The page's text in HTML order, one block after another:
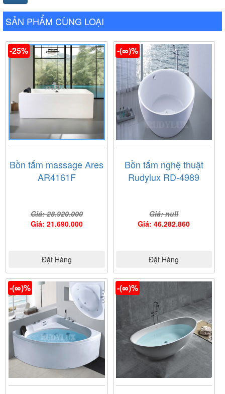
SẢN PHẨM CÙNG LOẠI
-25%
Bồn tắm massage Ares
AR4161F
Giá: 28.920.000
Giá: 21.690.000
Đặt Hàng
-(∞)%
Bồn tắm nghệ thuật
Rudylux RD-4989
Giá: null
Giá: 46.282.860
Đặt Hàng
-(∞)% -(∞)%